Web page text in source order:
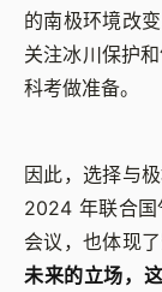
的南极环境改
关注冰川保护
科考做准备。
因此，选择与
2024 年联合国
会议，也体现了
未来的立场，